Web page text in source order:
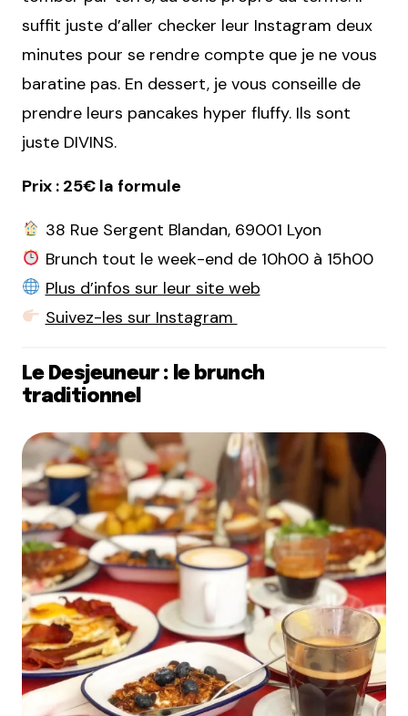
suffit juste d’aller checker leur Instagram deux
minutes pour se rendre compte que je ne vous
baratine pas. En dessert, je vous conseille de
prendre leurs pancakes hyper fluffy. Ils sont
juste DIVINS.
Prix : 25€ la formule
38 Rue Sergent Blandan, 69001 Lyon
Brunch tout le week-end de 10h00 à 15h00
Plus d’infos sur leur site web
Suivez-les sur Instagram
Le Desjeuneur : le brunch
traditionnel